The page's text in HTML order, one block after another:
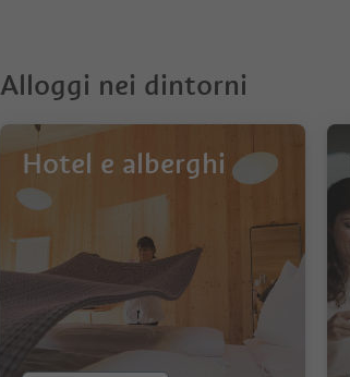
Alloggi nei dintorni
Hotel e alberghi